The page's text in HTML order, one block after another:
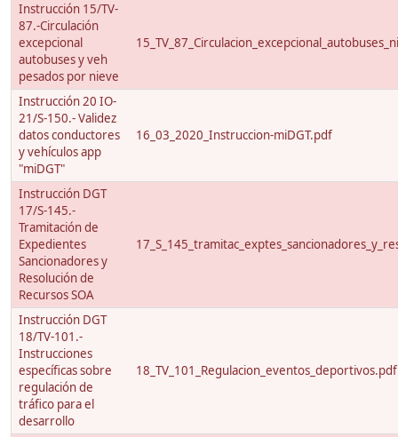
Instrucción 15/TV-
87.-Circulación
excepcional
autobuses y veh
pesados por nieve
Instrucción 20 IO-
21/S-150.- Validez
datos conductores
y vehículos app
"miDGT"
16_03_2020_Instruccion-miDGT.pdf
Instrucción DGT
17/S-145.-
Tramitación de
Expedientes
Sancionadores y
Resolución de
Recursos SOA
Instrucción DGT
18/TV-101.-
Instrucciones
específicas sobre
regulación de
tráfico para el
desarrollo
18_TV_101_Regulacion_eventos_deportivos.pdf